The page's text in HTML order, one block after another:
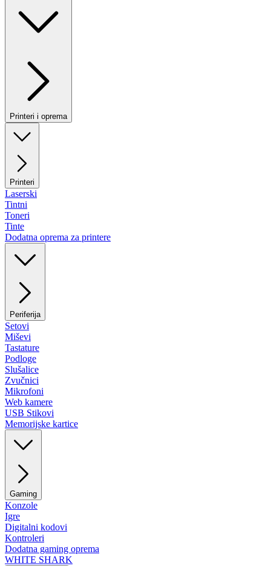
Printeri i oprema
Printeri
Laserski
Tintni
Toneri
Tinte
Dodatna oprema za printere
Periferija
Setovi
Miševi
Tastature
Podloge
Slušalice
Zvučnici
Mikrofoni
Web kamere
USB Stikovi
Memorijske kartice
Gaming
Konzole
Igre
Digitalni kodovi
Kontroleri
Dodatna gaming oprema
WHITE SHARK